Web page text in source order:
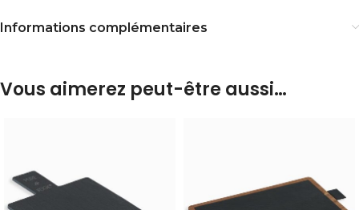
Informations complémentaires
Vous aimerez peut-être aussi…